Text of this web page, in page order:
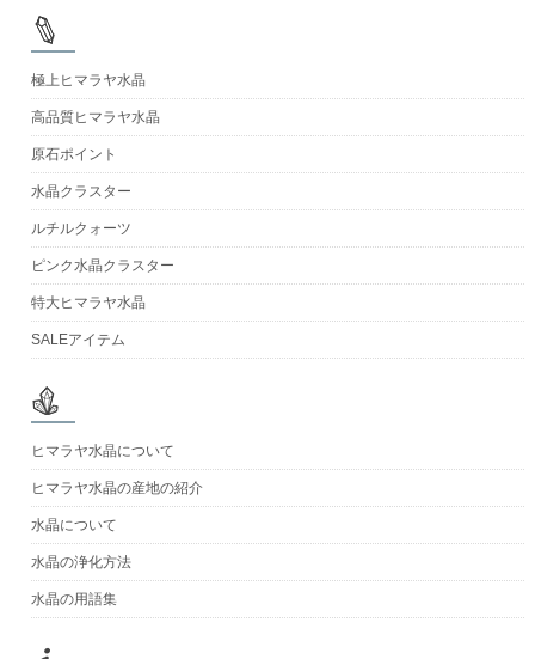
極上ヒマラヤ水晶
高品質ヒマラヤ水晶
原石ポイント
水晶クラスター
ルチルクォーツ
ピンク水晶クラスター
特大ヒマラヤ水晶
SALEアイテム
ヒマラヤ水晶について
ヒマラヤ水晶の産地の紹介
水晶について
水晶の浄化方法
水晶の用語集